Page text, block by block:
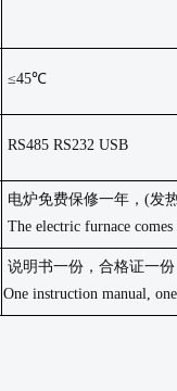
≤45℃
RS485 RS232 USB
电炉免费保修一年， (发
The electric furnace
说明书一份，合格证一
One instruction manual,